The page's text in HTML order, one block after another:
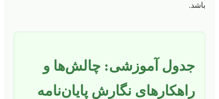
باشد.
جدول آموزشی: چالش‌ها و
راهکارهای نگارش پایان‌نامه